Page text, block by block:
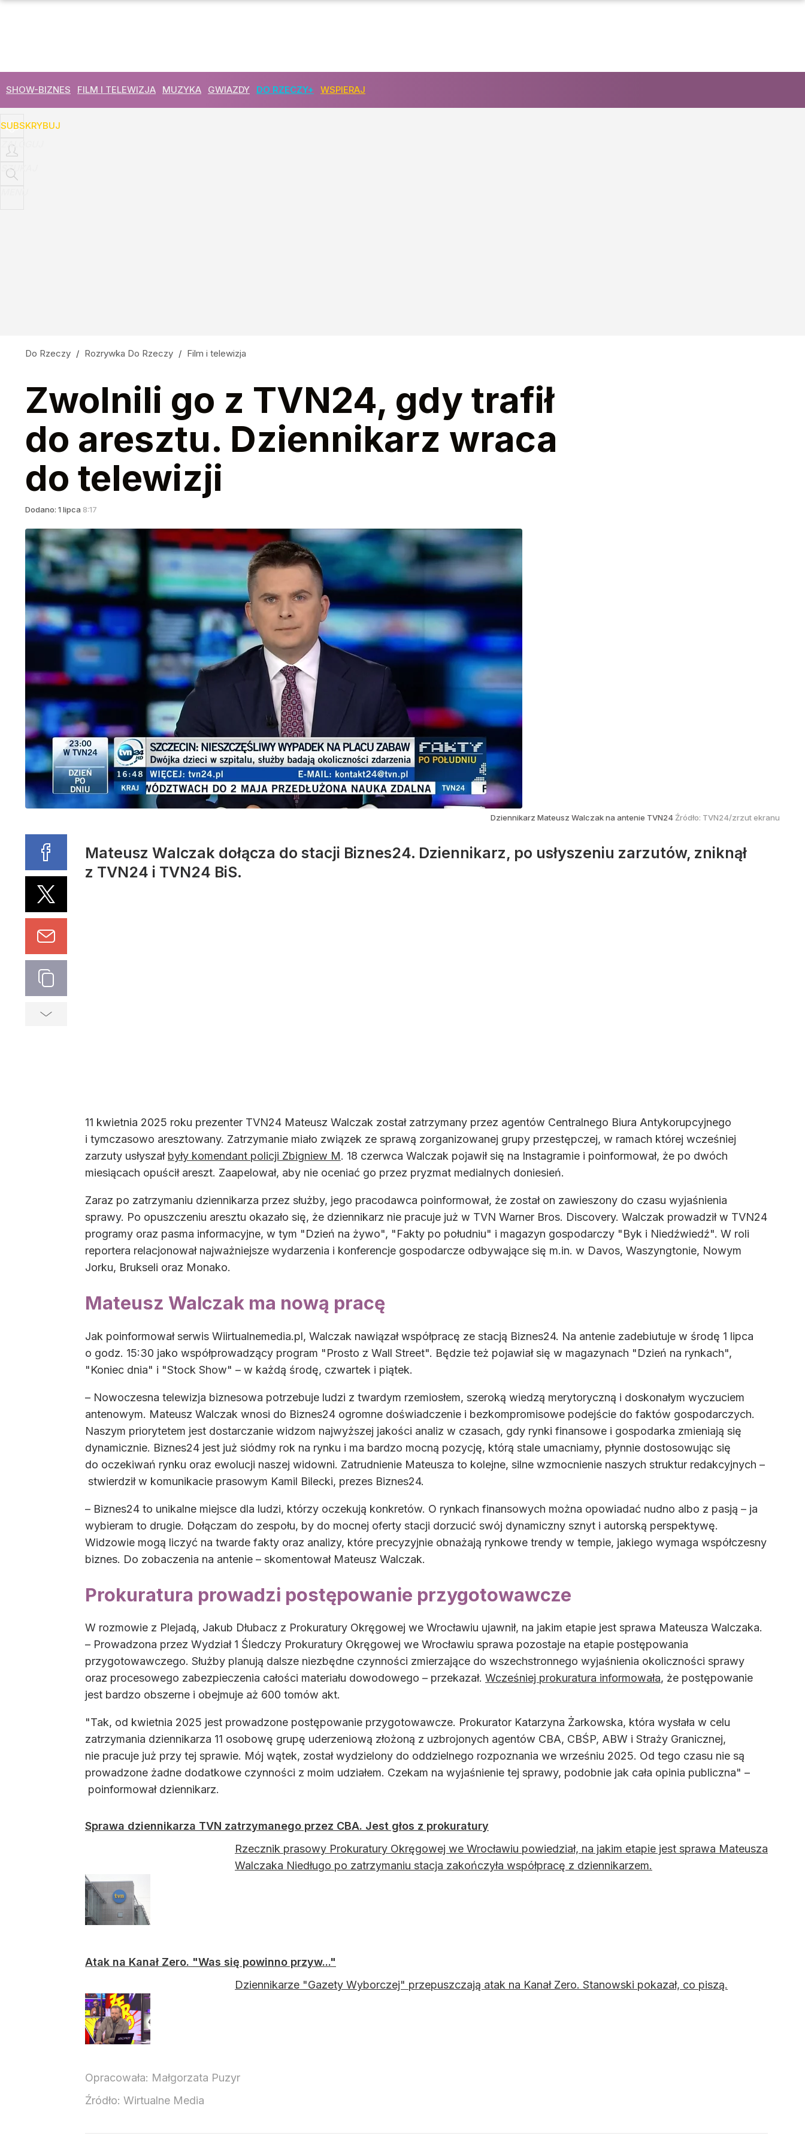
SHOW-BIZNES FILM I TELEWIZJA MUZYKA GWIAZDY DO RZECZY+ WSPIERAJ
SUBSKRYBUJ
ZALOGUJ
SZUKAJ
Do Rzeczy / Rozrywka Do Rzeczy / Film i telewizja
Zwolnili go z TVN24, gdy trafił
do aresztu. Dziennikarz wraca
do telewizji
Dodano: 1 lipca 8:17
Dziennikarz Mateusz Walczak na antenie TVN24 Źródło: TVN24/zrzut ekranu
Mateusz Walczak dołącza do stacji Biznes24. Dziennikarz, po usłyszeniu zarzutów, zniknął
z TVN24 i TVN24 BiS.
11 kwietnia 2025 roku prezenter TVN24 Mateusz Walczak został zatrzymany przez agentów Centralnego Biura Antykorupcyjnego
i tymczasowo aresztowany. Zatrzymanie miało związek ze sprawą zorganizowanej grupy przestępczej, w ramach której wcześniej
zarzuty usłyszał były komendant policji Zbigniew M. 18 czerwca Walczak pojawił się na Instagramie i poinformował, że po dwóch
miesiącach opuścił areszt. Zaapelował, aby nie oceniać go przez pryzmat medialnych doniesień.
Zaraz po zatrzymaniu dziennikarza przez służby, jego pracodawca poinformował, że został on zawieszony do czasu wyjaśnienia
sprawy. Po opuszczeniu aresztu okazało się, że dziennikarz nie pracuje już w TVN Warner Bros. Discovery. Walczak prowadził w TVN24
programy oraz pasma informacyjne, w tym "Dzień na żywo", "Fakty po południu" i magazyn gospodarczy "Byk i Niedźwiedź". W roli
reportera relacjonował najważniejsze wydarzenia i konferencje gospodarcze odbywające się m.in. w Davos, Waszyngtonie, Nowym
Jorku, Brukseli oraz Monako.
Mateusz Walczak ma nową pracę
Jak poinformował serwis Wiirtualnemedia.pl, Walczak nawiązał współpracę ze stacją Biznes24. Na antenie zadebiutuje w środę 1 lipca
o godz. 15:30 jako współprowadzący program "Prosto z Wall Street". Będzie też pojawiał się w magazynach "Dzień na rynkach",
"Koniec dnia" i "Stock Show" – w każdą środę, czwartek i piątek.
– Nowoczesna telewizja biznesowa potrzebuje ludzi z twardym rzemiosłem, szeroką wiedzą merytoryczną i doskonałym wyczuciem
antenowym. Mateusz Walczak wnosi do Biznes24 ogromne doświadczenie i bezkompromisowe podejście do faktów gospodarczych.
Naszym priorytetem jest dostarczanie widzom najwyższej jakości analiz w czasach, gdy rynki finansowe i gospodarka zmieniają się
dynamicznie. Biznes24 jest już siódmy rok na rynku i ma bardzo mocną pozycję, którą stale umacniamy, płynnie dostosowując się
do oczekiwań rynku oraz ewolucji naszej widowni. Zatrudnienie Mateusza to kolejne, silne wzmocnienie naszych struktur redakcyjnych –
stwierdził w komunikacie prasowym Kamil Bilecki, prezes Biznes24.
– Biznes24 to unikalne miejsce dla ludzi, którzy oczekują konkretów. O rynkach finansowych można opowiadać nudno albo z pasją – ja
wybieram to drugie. Dołączam do zespołu, by do mocnej oferty stacji dorzucić swój dynamiczny sznyt i autorską perspektywę.
Widzowie mogą liczyć na twarde fakty oraz analizy, które precyzyjnie obnażają rynkowe trendy w tempie, jakiego wymaga współczesny
biznes. Do zobaczenia na antenie – skomentował Mateusz Walczak.
Prokuratura prowadzi postępowanie przygotowawcze
W rozmowie z Plejadą, Jakub Dłubacz z Prokuratury Okręgowej we Wrocławiu ujawnił, na jakim etapie jest sprawa Mateusza Walczaka.
– Prowadzona przez Wydział 1 Śledczy Prokuratury Okręgowej we Wrocławiu sprawa pozostaje na etapie postępowania
przygotowawczego. Służby planują dalsze niezbędne czynności zmierzające do wszechstronnego wyjaśnienia okoliczności sprawy
oraz procesowego zabezpieczenia całości materiału dowodowego – przekazał. Wcześniej prokuratura informowała, że postępowanie
jest bardzo obszerne i obejmuje aż 600 tomów akt.
"Tak, od kwietnia 2025 jest prowadzone postępowanie przygotowawcze. Prokurator Katarzyna Żarkowska, która wysłała w celu
zatrzymania dziennikarza 11 osobowę grupę uderzeniową złożoną z uzbrojonych agentów CBA, CBŚP, ABW i Straży Granicznej,
nie pracuje już przy tej sprawie. Mój wątek, został wydzielony do oddzielnego rozpoznania we wrześniu 2025. Od tego czasu nie są
prowadzone żadne dodatkowe czynności z moim udziałem. Czekam na wyjaśnienie tej sprawy, podobnie jak cała opinia publiczna" –
poinformował dziennikarz.
Sprawa dziennikarza TVN zatrzymanego przez CBA. Jest głos z prokuratury
Rzecznik prasowy Prokuratury Okręgowej we Wrocławiu powiedział, na jakim etapie jest sprawa Mateusza
Walczaka Niedługo po zatrzymaniu stacja zakończyła współpracę z dziennikarzem.
Atak na Kanał Zero. "Was się powinno przyw..."
Dziennikarze "Gazety Wyborczej" przepuszczają atak na Kanał Zero. Stanowski pokazał, co piszą.
Opracowała: Małgorzata Puzyr
Źródło: Wirtualne Media